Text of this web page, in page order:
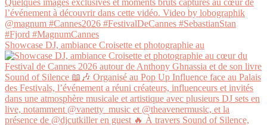
Showcase DJ, ambiance Croisette et photographie au